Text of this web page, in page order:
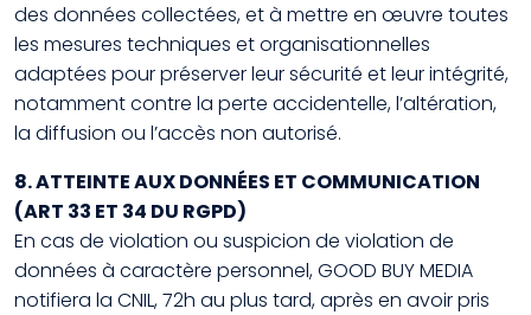
des données collectées, et à mettre en œuvre toutes
les mesures techniques et organisationnelles
adaptées pour préserver leur sécurité et leur intégrité,
notamment contre la perte accidentelle, l’altération,
la diffusion ou l’accès non autorisé.
8. ATTEINTE AUX DONNÉES ET COMMUNICATION
(ART 33 ET 34 DU RGPD)
En cas de violation ou suspicion de violation de
données à caractère personnel, GOOD BUY MEDIA
notifiera la CNIL, 72h au plus tard, après en avoir pris